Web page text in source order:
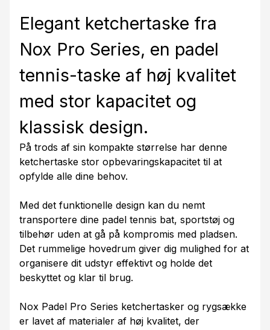
Elegant ketchertaske fra
Nox Pro Series, en padel
tennis-taske af høj kvalitet
med stor kapacitet og
klassisk design.
På trods af sin kompakte størrelse har denne
ketchertaske stor opbevaringskapacitet til at
opfylde alle dine behov.
Med det funktionelle design kan du nemt
transportere dine padel tennis bat, sportstøj og
tilbehør uden at gå på kompromis med pladsen.
Det rummelige hovedrum giver dig mulighed for at
organisere dit udstyr effektivt og holde det
beskyttet og klar til brug.
Nox Padel Pro Series ketchertasker og rygsække
er lavet af materialer af høj kvalitet, der